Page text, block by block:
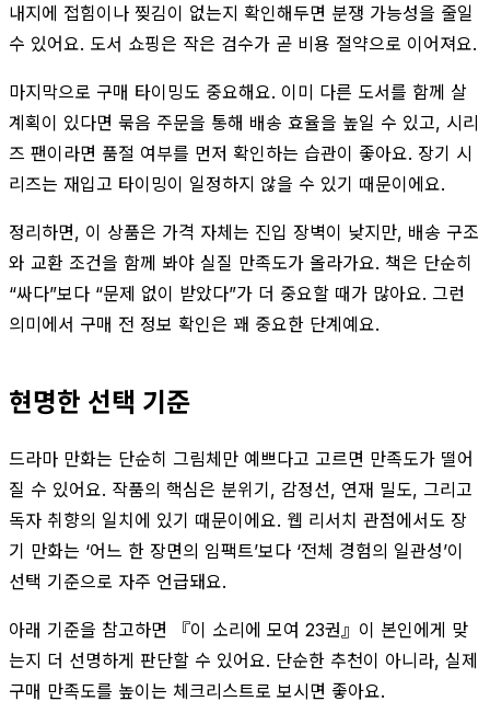
내지에 접힘이나 찢김이 없는지 확인해두면 분쟁 가능성을 줄일
수 있어요. 도서 쇼핑은 작은 검수가 곧 비용 절약으로 이어져요.
마지막으로 구매 타이밍도 중요해요. 이미 다른 도서를 함께 살
계획이 있다면 묶음 주문을 통해 배송 효율을 높일 수 있고, 시리
즈 팬이라면 품절 여부를 먼저 확인하는 습관이 좋아요. 장기 시
리즈는 재입고 타이밍이 일정하지 않을 수 있기 때문이에요.
정리하면, 이 상품은 가격 자체는 진입 장벽이 낮지만, 배송 구조
와 교환 조건을 함께 봐야 실질 만족도가 올라가요. 책은 단순히
“싸다”보다 “문제 없이 받았다”가 더 중요할 때가 많아요. 그런
의미에서 구매 전 정보 확인은 꽤 중요한 단계예요.
현명한 선택 기준
드라마 만화는 단순히 그림체만 예쁘다고 고르면 만족도가 떨어
질 수 있어요. 작품의 핵심은 분위기, 감정선, 연재 밀도, 그리고
독자 취향의 일치에 있기 때문이에요. 웹 리서치 관점에서도 장
기 만화는 ‘어느 한 장면의 임팩트’보다 ‘전체 경험의 일관성’이
선택 기준으로 자주 언급돼요.
아래 기준을 참고하면 『이 소리에 모여 23권』이 본인에게 맞
는지 더 선명하게 판단할 수 있어요. 단순한 추천이 아니라, 실제
구매 만족도를 높이는 체크리스트로 보시면 좋아요.